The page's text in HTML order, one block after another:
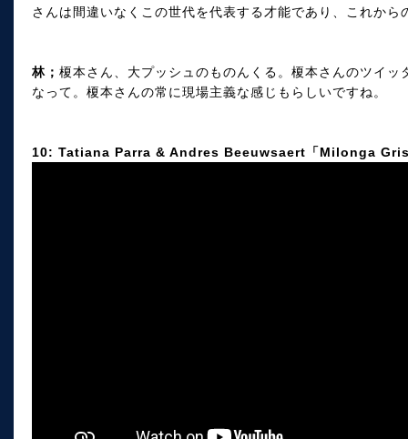
さんは間違いなくこの世代を代表する才能であり、これか
林； 榎本さん、大プッシュのものんくる。榎本さんのツイ
なって。榎本さんの常に現場主義な感じもらしいですね。
10: Tatiana Parra & Andres Beeuwsaert「Milonga